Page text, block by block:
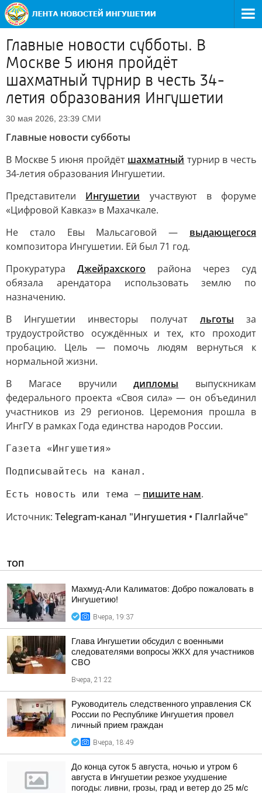
Главные новости субботы. В
Москве 5 июня пройдёт
шахматный турнир в честь 34-
летия образования Ингушетии
30 мая 2026, 23:39 СМИ
Главные новости субботы
В Москве 5 июня пройдёт шахматный турнир в честь
34-летия образования Ингушетии.
Представители Ингушетии участвуют в форуме
«Цифровой Кавказ» в Махачкале.
Не стало Евы Мальсаговой — выдающегося
композитора Ингушетии. Ей был 71 год.
Прокуратура Джейрахского района через суд
обязала арендатора использовать землю по
назначению.
В Ингушетии инвесторы получат льготы за
трудоустройство осуждённых и тех, кто проходит
пробацию. Цель — помочь людям вернуться к
нормальной жизни.
В Магасе вручилидипломы выпускникам
федерального проекта «Своя сила» — он объединил
участников из 29 регионов. Церемония прошла в
ИнгГУ в рамках Года единства народов России.
Газета «Ингушетия»
Подписывайтесь на канал.
Есть новость или тема — пишите нам.
Источник: Telegram-канал "Ингушетия • ГIалгIайче"
ТОП
Махмуд-Али Калиматов: Добро пожаловать в
Ингушетию!
Вчера, 19:37
Глава Ингушетии обсудил с военными
следователями вопросы ЖКХ для участников
СВО
Вчера, 21:22
Руководитель следственного управления СК
России по Республике Ингушетия провел
личный прием граждан
Вчера, 18:49
До конца суток 5 августа, ночью и утром 6
августа в Ингушетии резкое ухудшение
погоды: ливни, грозы, град и ветер до 25 м/с